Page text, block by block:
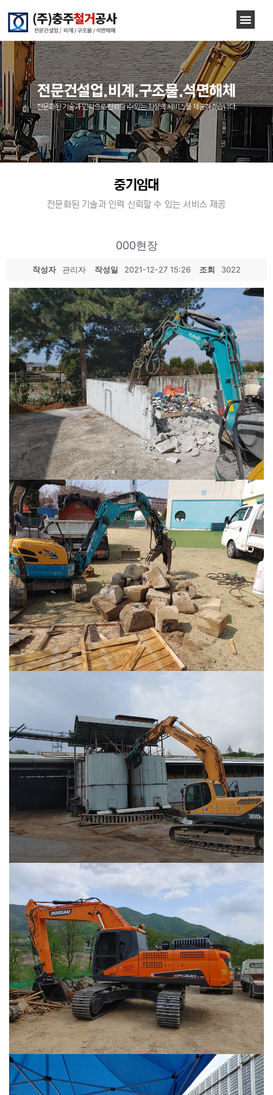
전문건설업.비계.구조물.석면해체
전문화된 기술과 인력으로 신뢰할 수 있는 최상의 서비스를 제공하겠습니다.
중기임대
전문화된 기술과 인력 신뢰할 수 있는 서비스 제공
000현장
작성자 관리자 작성일 2021-12-27 15:26 조회 3022